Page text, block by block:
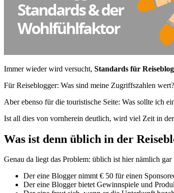
Immer wieder wird versucht, Standards für
Für Reiseblogger: Was sind meine Zugriffszahlen
Aber ebenso für die touristische Seite: Was sollte ich
Ist all dies von vornherein deutlich, wird viel Zeit in
Was ist denn üblich in der
Genau da liegt das Problem: üblich ist hier nämlich gar
Der eine Blogger nimmt € 50 für einen
Der eine Blogger bietet Gewinnspiele und